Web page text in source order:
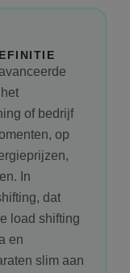
of bedrijf
op
In
dat
load shifting
en
slim aan